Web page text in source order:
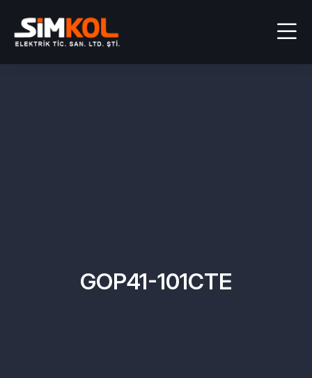
GOP41-101CTE